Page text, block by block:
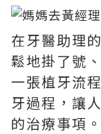
在牙醫助理
鬆地掛了號
一張植牙流
牙過程，讓
的治療事項。